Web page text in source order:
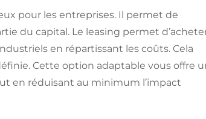
pour les entreprises. Il permet de
du capital. Le leasing permet
en répartissant les coûts. Cela
Cette option adaptable vous offre
en réduisant au minimum l’impact